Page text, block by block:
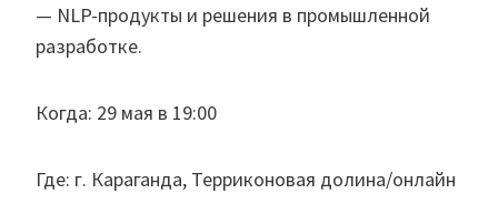
— NLP-продукты и решения в промышленной
разработке.
Когда: 29 мая в 19:00
Где: г. Караганда, Терриконовая долина/онлайн